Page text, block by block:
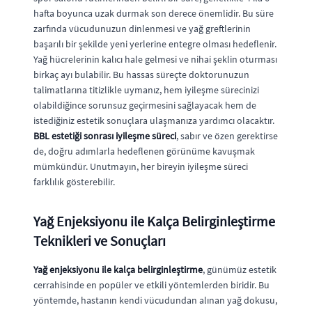
hafta boyunca uzak durmak son derece önemlidir. Bu süre
zarfında vücudunuzun dinlenmesi ve yağ greftlerinin
başarılı bir şekilde yeni yerlerine entegre olması hedeflenir.
Yağ hücrelerinin kalıcı hale gelmesi ve nihai şeklin oturması
birkaç ayı bulabilir. Bu hassas süreçte doktorunuzun
talimatlarına titizlikle uymanız, hem iyileşme sürecinizi
olabildiğince sorunsuz geçirmesini sağlayacak hem de
istediğiniz estetik sonuçlara ulaşmanıza yardımcı olacaktır.
BBL estetiği sonrası iyileşme süreci, sabır ve özen gerektirse
de, doğru adımlarla hedeflenen görünüme kavuşmak
mümkündür. Unutmayın, her bireyin iyileşme süreci
farklılık gösterebilir.
Yağ Enjeksiyonu ile Kalça Belirginleştirme
Teknikleri ve Sonuçları
Yağ enjeksiyonu ile kalça belirginleştirme, günümüz estetik
cerrahisinde en popüler ve etkili yöntemlerden biridir. Bu
yöntemde, hastanın kendi vücudundan alınan yağ dokusu,